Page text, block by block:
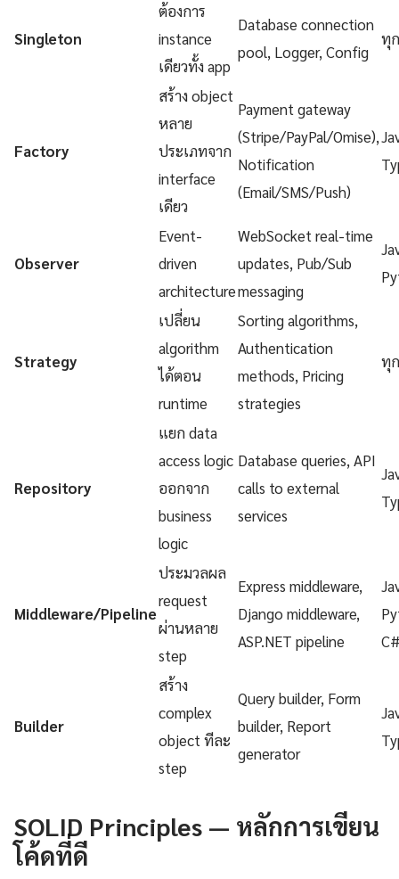
Singleton
ต้องการ
instance
เดียวทั้ง app
Database connection
pool, Logger, Config
ทุ
Factory
สร้าง object
หลาย
ประเภทจาก
interface
เดียว
Payment gateway
(Stripe/PayPal/Omise),
Notification
(Email/SMS/Push)
Observer
Event-
driven
architecture
WebSocket real-time
updates, Pub/Sub
messaging
Strategy
เปลี่ยน
algorithm
ได้ตอน
runtime
Sorting algorithms,
Authentication
methods, Pricing
strategies
ทุ
Repository
แยก data
access logic
ออกจาก
business
logic
Database queries, API
calls to external
services
Middleware/Pipeline
ประมวลผล
request
ผ่านหลาย
step
Express middleware,
Django middleware,
ASP.NET pipeline
Builder
สร้าง
complex
object ทีละ
step
Query builder, Form
builder, Report
generator
SOLID Principles — หลักการเขียน
โค้ดที่ดี